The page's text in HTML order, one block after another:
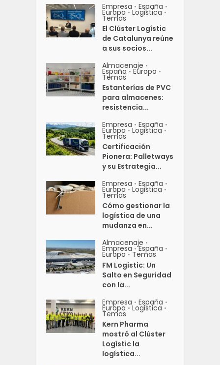
Empresa • España •
Europa • Logistica •
Temas
El Clúster Logístic
de Catalunya reúne
a sus socios...
Almacenaje •
España • Europa •
Temas
Estanterías de PVC
para almacenes:
resistencia...
Empresa • España •
Europa • Logistica •
Temas
Certificación
Pionera: Palletways
y su Estrategia...
Empresa • España •
Europa • Logistica •
Temas
Cómo gestionar la
logística de una
mudanza en...
Almacenaje •
Empresa • España •
Europa • Temas
FM Logistic: Un
Salto en Seguridad
con la...
Empresa • España •
Europa • Logistica •
Temas
Kern Pharma
mostró al Clúster
Logístic la
logística...